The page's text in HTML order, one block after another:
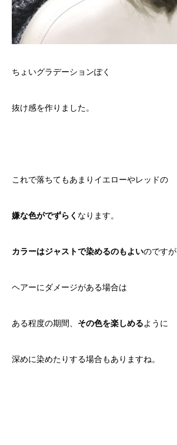
ちょいグラデーションぽく
抜け感を作りました。
これで落ちてもあまりイエローやレッドの
嫌な色がでずらく なります。
カラーはジャストで染めるのもよいのですが
ヘアーにダメージがある場合は
ある程度の期間、 その色を楽しめるように
深めに染めたりする場合もありますね。